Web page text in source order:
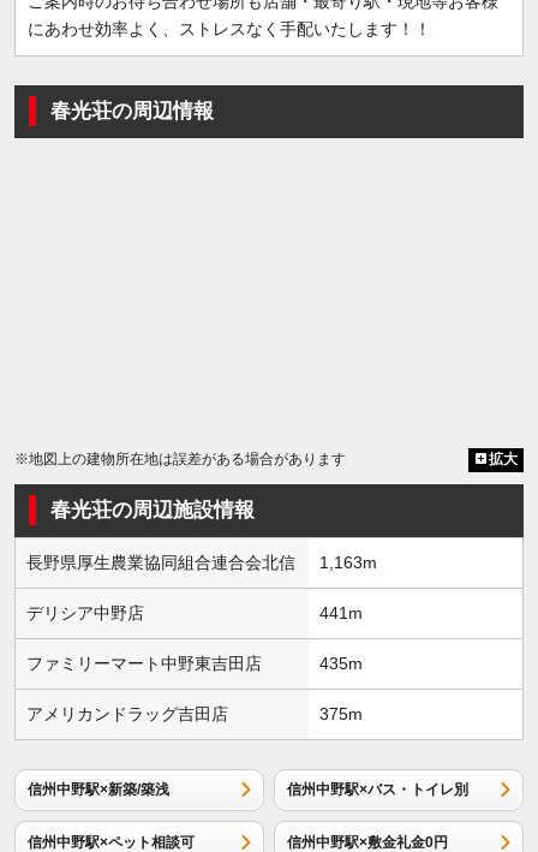
にあわせ効率よく、ストレスなく手配いたします！！
春光荘の周辺情報
※地図上の建物所在地は誤差がある場合があります 拡大
春光荘の周辺施設情報
長野県厚生農業協同組合連合会北信 1,163m
デリシア中野店 441m
ファミリーマート中野東吉田店 435m
アメリカンドラッグ吉田店 375m
信州中野駅×新築/築浅 信州中野駅×バス・トイレ別
信州中野駅×ペット相談可 信州中野駅×敷金礼金0円